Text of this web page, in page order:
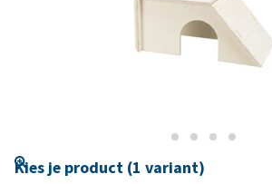
Kies je product (1 variant)